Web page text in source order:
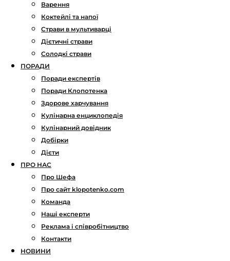
Варення
Коктейлі та напої
Страви в мультиварці
Дієтичні страви
Солодкі страви
ПОРАДИ
Поради експертів
Поради Клопотенка
Здорове харчування
Кулінарна енциклопедія
Кулінарний довідник
Добірки
Дієти
ПРО НАС
Про Шефа
Про сайт klopotenko.com
Команда
Наші експерти
Реклама і співробітництво
Контакти
НОВИНИ